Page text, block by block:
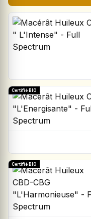
Certifié BIO
Certifié BIO